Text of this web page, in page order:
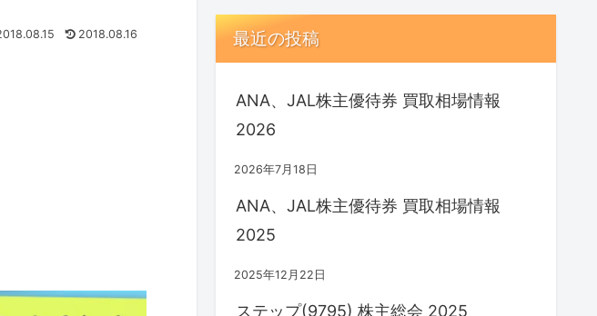
2018.08.16 最近の投稿
ANA、JAL株主優待券 買取相場情報
2026
2026年7月18日
ANA、JAL株主優待券 買取相場情報
2025
2025年12月22日
ステップ(9795) 株主総会 2025